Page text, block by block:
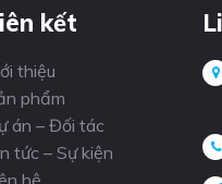
kết
thiệu
phẩm
án – Đối tác
tức – Sự kiện
hệ